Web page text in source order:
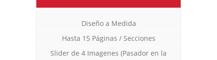
Diseño a Medida
Hasta 15 Páginas / Secciones
Slider de 4 Imagenes (Pasador en la